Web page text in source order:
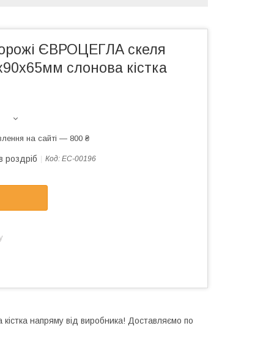
ЄВРОЦЕГЛА скеля
слонова кістка
на сайті — 800 ₴
роздріб Код: EC-00196
напряму від виробника! Доставляємо по